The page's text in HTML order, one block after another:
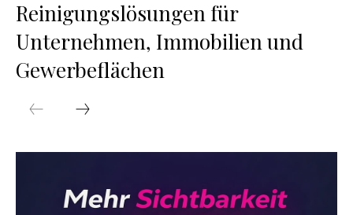
Reinigungslösungen für
Unternehmen, Immobilien und
Gewerbeflächen